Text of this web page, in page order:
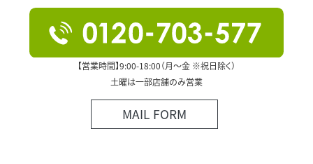
【営業時間】9:00-18:00（月～金 ※祝日除く）
土曜は一部店舗のみ営業
MAIL FORM